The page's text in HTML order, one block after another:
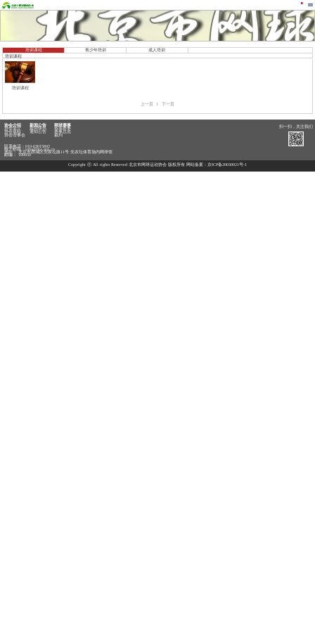
培训课程 青少年培训
成人培训
培训课程
培训课程
上一页 下一页
联系电话：010-63015842
电子邮箱：info@bta.org.cn
地址： 北京市西城区先农坛路11号 先农坛体育场内网球馆
邮编： 100050
协会介绍
协会简介
协会章程
协会理事会
新闻公告
新闻快讯
通知公告
网球赛事
各项赛事
赛事总览
裁判
扫一扫，关注我们
Copyright ⓒ All rights Reserved 北京市网球运动协会 版权所有 网站备案： 京ICP备20030021号-1